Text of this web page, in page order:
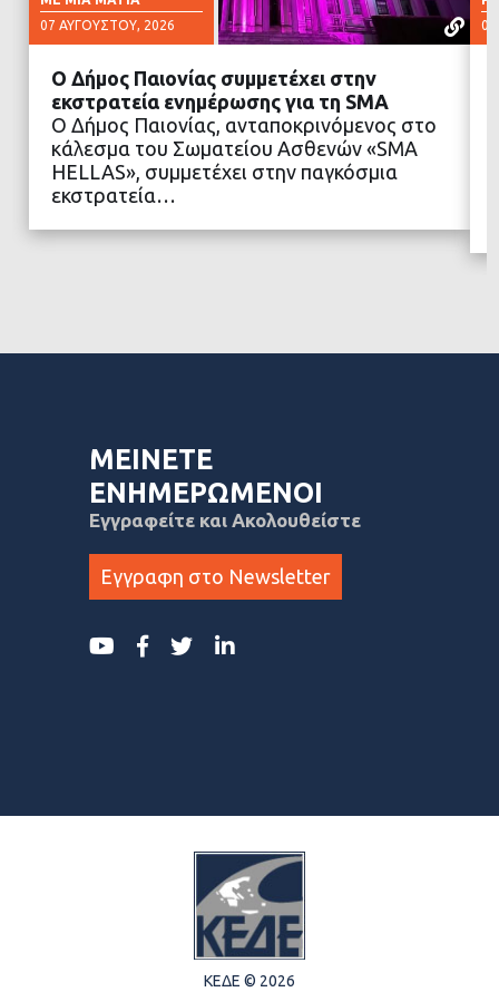
07 ΑΥΓΟΎΣΤΟΥ, 2026
ΔΙΑΒΑΣΤΕ ΠΕΡΙΣΣΟΤΕΡΑ
Ο Δήμος Παιονίας συμμετέχει στην
εκστρατεία ενημέρωσης για τη SMA
Ο Δήμος Παιονίας, ανταποκρινόμενος στο
κάλεσμα του Σωματείου Ασθενών «SMA
HELLAS», συμμετέχει στην παγκόσμια
εκστρατεία…
ΜΕΙΝΕΤΕ
ΕΝΗΜΕΡΩΜΕΝΟΙ
Εγγραφείτε και Ακολουθείστε
Εγγραφη στο Newsletter
ΚΕΔΕ © 2026